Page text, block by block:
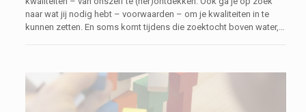
naar wat jij nodig hebt – voorwaarden – om je kwaliteiten in te
kunnen zetten. En soms komt tijdens die zoektocht boven water,